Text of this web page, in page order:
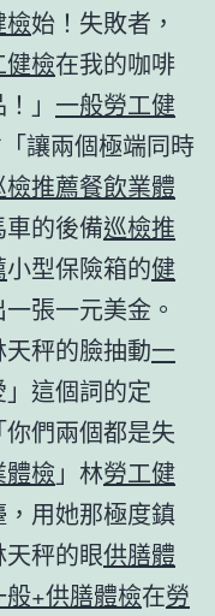
檢始！失敗者，
健檢在我的咖啡
」 一般勞工健
讓兩個極端同時
檢推薦餐飲業體
的後備巡檢推
小型保險箱的健
張一元美金。
天秤的臉抽動一
這個詞的定
們兩個都是失
體檢 」林勞工健
用她那極度鎮
秤的眼供膳體
般+供膳體檢在勞